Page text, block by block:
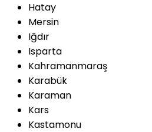
Hatay
Mersin
Iğdır
Isparta
Kahramanmaraş
Karabük
Karaman
Kars
Kastamonu